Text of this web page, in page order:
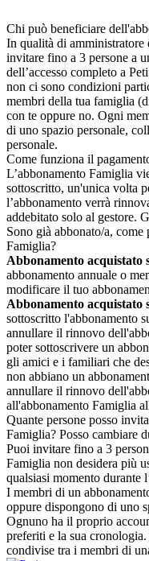
Chi può beneficiare
In qualità di amministratore
invitare fino a 3 persone a
dell’accesso completo a
non ci sono condizioni
membri della tua famiglia
con te oppure no. Ogni
di uno spazio personale,
personale.
Come funziona il
L’abbonamento Famiglia
sottoscritto, un'unica volta
l’abbonamento verrà
addebitato solo al gestore.
Sono già abbonato/a, come
Famiglia?
Abbonamento acquistato
abbonamento annuale o
modificare il tuo
Abbonamento acquistato
sottoscritto l'abbonamento
annullare il rinnovo
poter sottoscrivere un
gli amici e i familiari che
non abbiano un
annullare il rinnovo
all'abbonamento Famiglia
Quante persone posso
Famiglia? Posso cambiare
Puoi invitare fino a 3
Famiglia non desidera più
qualsiasi momento durante
I membri di un
oppure dispongono di uno
Ognuno ha il proprio
preferiti e la sua
condivise tra i membri di